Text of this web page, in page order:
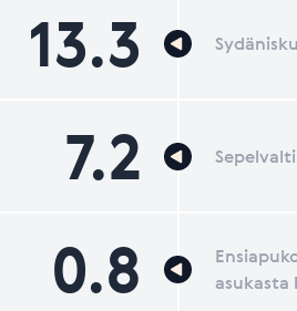
13.3
7.2
0.8